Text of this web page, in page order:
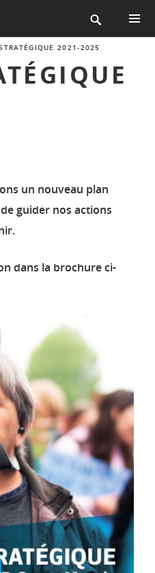

MENU
2021-2025
un nouveau plan
guider nos actions
dans la brochure ci-